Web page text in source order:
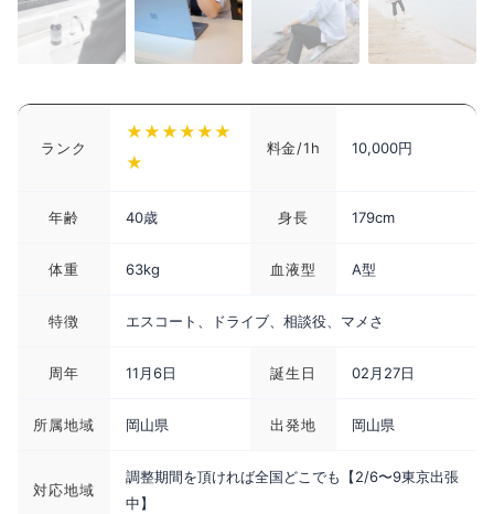
ランク
★★★★★★
★
料金/1h 10,000円
年齢 40歳 身長 179cm
体重 63kg 血液型 A型
特徴 エスコート、ドライブ、相談役、マメさ
周年 11月6日 誕生日 02月27日
所属地域 岡山県 出発地 岡山県
対応地域
調整期間を頂ければ全国どこでも【2/6〜9東京出張
中】